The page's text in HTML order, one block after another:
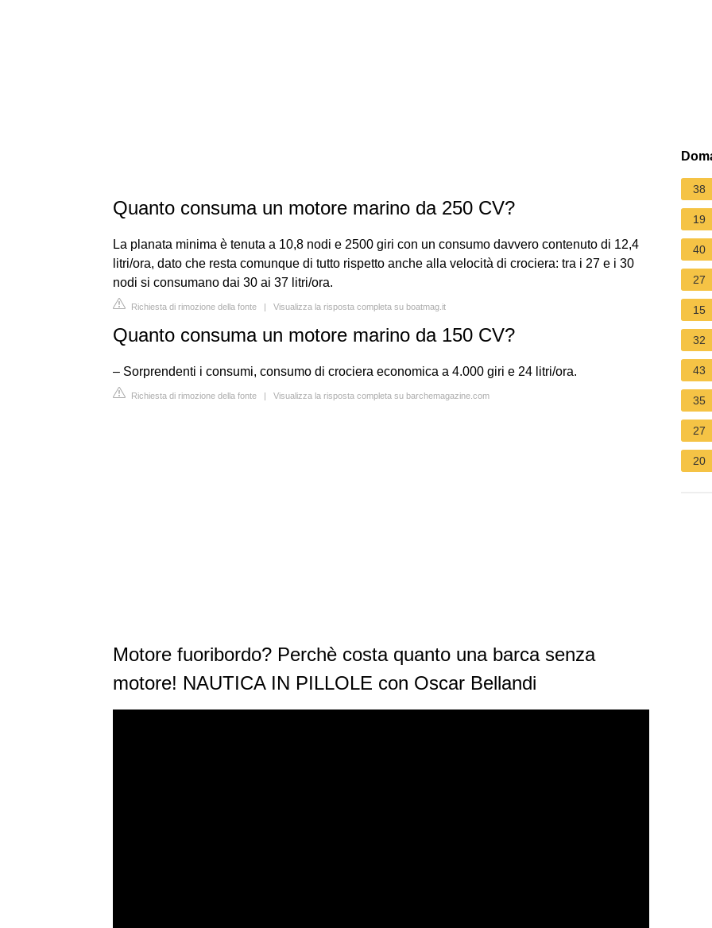
Quanto consuma un motore marino da 250 CV?
La planata minima è tenuta a 10,8 nodi e 2500 giri con un consumo davvero contenuto di 12,4
litri/ora, dato che resta comunque di tutto rispetto anche alla velocità di crociera: tra i 27 e i 30
nodi si consumano dai 30 ai 37 litri/ora.
Richiesta di rimozione della fonte | Visualizza la risposta completa su boatmag.it
Quanto consuma un motore marino da 150 CV?
– Sorprendenti i consumi, consumo di crociera economica a 4.000 giri e 24 litri/ora.
Richiesta di rimozione della fonte | Visualizza la risposta completa su barchemagazine.com
Motore fuoribordo? Perchè costa quanto una barca senza
motore! NAUTICA IN PILLOLE con Oscar Bellandi
38
19
40
27
15
32
43
35
27
20